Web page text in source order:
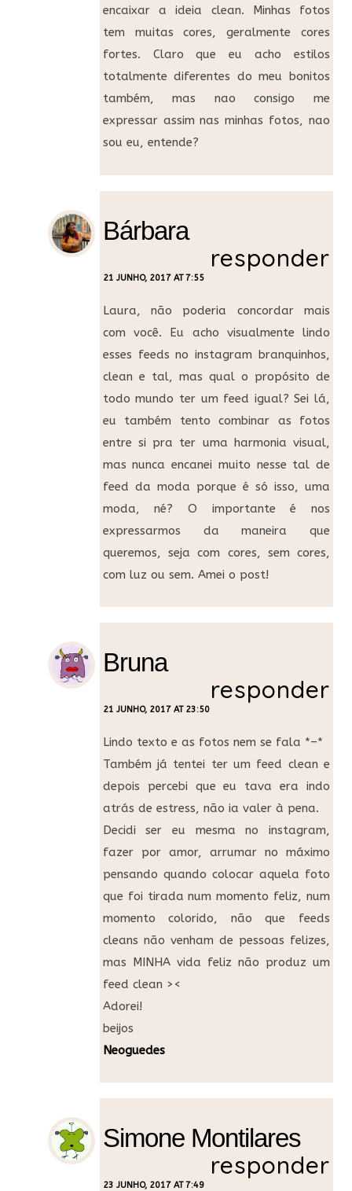
encaixar a ideia clean. Minhas fotos
tem muitas cores, geralmente cores
fortes. Claro que eu acho estilos
totalmente diferentes do meu bonitos
também, mas nao consigo me
expressar assim nas minhas fotos, nao
sou eu, entende?
Bárbara
21 JUNHO, 2017 AT 7:55
responder
Laura, não poderia concordar mais
com você. Eu acho visualmente lindo
esses feeds no instagram branquinhos,
clean e tal, mas qual o propósito de
todo mundo ter um feed igual? Sei lá,
eu também tento combinar as fotos
entre si pra ter uma harmonia visual,
mas nunca encanei muito nesse tal de
feed da moda porque é só isso, uma
moda, né? O importante é nos
expressarmos da maneira que
queremos, seja com cores, sem cores,
com luz ou sem. Amei o post!
Bruna
21 JUNHO, 2017 AT 23:50
responder
Lindo texto e as fotos nem se fala *–*
Também já tentei ter um feed clean e
depois percebi que eu tava era indo
atrás de estress, não ia valer à pena.
Decidi ser eu mesma no instagram,
fazer por amor, arrumar no máximo
pensando quando colocar aquela foto
que foi tirada num momento feliz, num
momento colorido, não que feeds
cleans não venham de pessoas felizes,
mas MINHA vida feliz não produz um
feed clean ><
Adorei!
beijos
Neoguedes
Simone Montilares
23 JUNHO, 2017 AT 7:49
responder